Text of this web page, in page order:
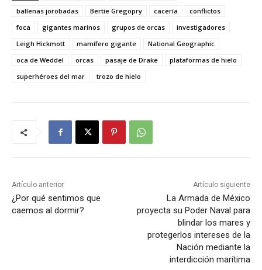
ballenas jorobadas
Bertie Gregopry cacería
conflictos
foca
gigantes marinos grupos de orcas
investigadores
Leigh Hickmott
mamífero gigante
National Geographic
oca de Weddel
orcas pasaje de Drake
plataformas de hielo
superhéroes del mar
trozo de hielo
Artículo anterior
¿Por qué sentimos que
caemos al dormir?
Artículo siguiente
La Armada de México
proyecta su Poder Naval para
blindar los mares y
protegerlos intereses de la
Nación mediante la
interdicción marítima